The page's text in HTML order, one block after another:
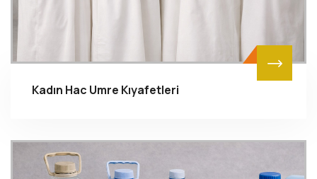
Kadın Hac Umre Kıyafetleri